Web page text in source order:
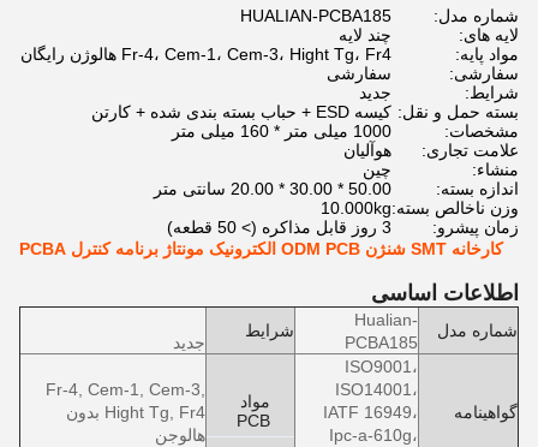
شماره مدل:
HUALIAN-PCBA185
لایه های:
چند لایه
مواد پایه:
Fr-4، Cem-1، Cem-3، Hight Tg، Fr4 هالوژن رایگان
سفارشی:
سفارشی
شرایط:
جدید
بسته حمل و نقل: کیسه ESD + حباب بسته بندی شده + کارتن
مشخصات:
1000 میلی متر * 160 میلی متر
علامت تجاری:
هوآلیان
منشاء:
چین
اندازه بسته:
50.00 * 30.00 * 20.00 سانتی متر
وزن ناخالص بسته:10.000kg
زمان پیشرو:
3 روز قابل مذاکره (> 50 قطعه)
کارخانه SMT شنژن ODM PCB الکترونیک مونتاژ برنامه کنترل PCBA
اطلاعات اساسی
شماره مدل
Hualian-
PCBA185
شرایط
جدید
گواهینامه
ISO9001،
ISO14001،
IATF 16949،
Ipc-a-610g،
مواد
PCB
Fr-4, Cem-1, Cem-3,
Hight Tg, Fr4 بدون
هالوجن